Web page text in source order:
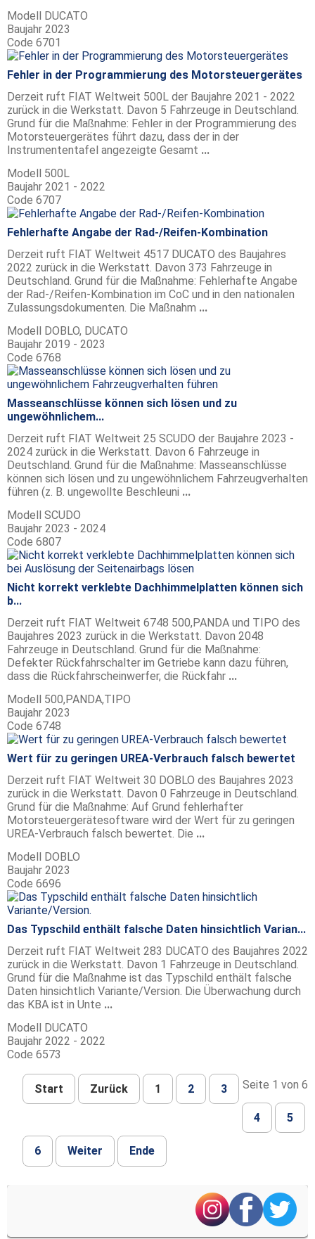
Modell DUCATO
Baujahr 2023
Code 6701
Fehler in der Programmierung des Motorsteuergerätes
Derzeit ruft FIAT Weltweit 500L der Baujahre 2021 - 2022
zurück in die Werkstatt. Davon 5 Fahrzeuge in Deutschland.
Grund für die Maßnahme: Fehler in der Programmierung des
Motorsteuergerätes führt dazu, dass der in der
Instrumententafel angezeigte Gesamt ...
Modell 500L
Baujahr 2021 - 2022
Code 6707
Fehlerhafte Angabe der Rad-/Reifen-Kombination
Derzeit ruft FIAT Weltweit 4517 DUCATO des Baujahres
2022 zurück in die Werkstatt. Davon 373 Fahrzeuge in
Deutschland. Grund für die Maßnahme: Fehlerhafte Angabe
der Rad-/Reifen-Kombination im CoC und in den nationalen
Zulassungsdokumenten. Die Maßnahm ...
Modell DOBLO, DUCATO
Baujahr 2019 - 2023
Code 6768
Masseanschlüsse können sich lösen und zu
ungewöhnlichem...
Derzeit ruft FIAT Weltweit 25 SCUDO der Baujahre 2023 -
2024 zurück in die Werkstatt. Davon 6 Fahrzeuge in
Deutschland. Grund für die Maßnahme: Masseanschlüsse
können sich lösen und zu ungewöhnlichem Fahrzeugverhalten
führen (z. B. ungewollte Beschleuni ...
Modell SCUDO
Baujahr 2023 - 2024
Code 6807
Nicht korrekt verklebte Dachhimmelplatten können sich
b...
Derzeit ruft FIAT Weltweit 6748 500,PANDA und TIPO des
Baujahres 2023 zurück in die Werkstatt. Davon 2048
Fahrzeuge in Deutschland. Grund für die Maßnahme:
Defekter Rückfahrschalter im Getriebe kann dazu führen,
dass die Rückfahrscheinwerfer, die Rückfahr ...
Modell 500,PANDA,TIPO
Baujahr 2023
Code 6748
Wert für zu geringen UREA-Verbrauch falsch bewertet
Derzeit ruft FIAT Weltweit 30 DOBLO des Baujahres 2023
zurück in die Werkstatt. Davon 0 Fahrzeuge in Deutschland.
Grund für die Maßnahme: Auf Grund fehlerhafter
Motorsteuergerätesoftware wird der Wert für zu geringen
UREA-Verbrauch falsch bewertet. Die ...
Modell DOBLO
Baujahr 2023
Code 6696
Das Typschild enthält falsche Daten hinsichtlich Varian...
Derzeit ruft FIAT Weltweit 283 DUCATO des Baujahres 2022
zurück in die Werkstatt. Davon 1 Fahrzeuge in Deutschland.
Grund für die Maßnahme ist das Typschild enthält falsche
Daten hinsichtlich Variante/Version. Die Überwachung durch
das KBA ist in Unte ...
Modell DUCATO
Baujahr 2022 - 2022
Code 6573
Seite 1 von 6
Start Zurück 1 2 3
4 5
6 Weiter Ende